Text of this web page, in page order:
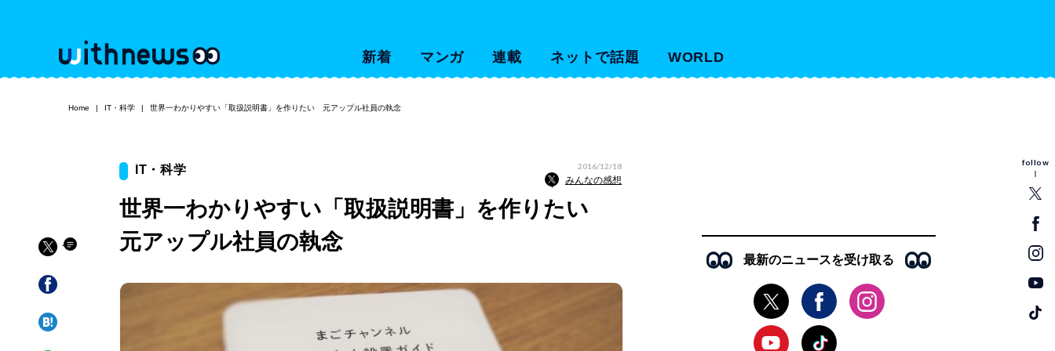
新着 マンガ 連載 ネットで話題 WORLD
follow
Home IT・科学 世界一わかりやすい「取扱説明書」を作りたい 元アップル社員の執念
IT・科学 2016/12/18
みんなの感想
世界一わかりやすい「取扱説明書」を作りたい
元アップル社員の執念
最新のニュースを受け取る